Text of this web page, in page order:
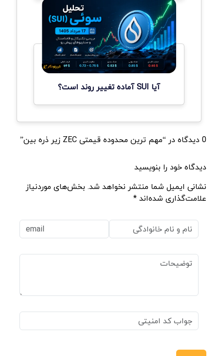
آیا SUI آماده تغییر روند است؟
0 دیدگاه در “مهم ترین محدوده قیمتی ZEC زیر ذره بین”
دیدگاه خود را بنویسید
نشانی ایمیل شما منتشر نخواهد شد. بخش‌های موردنیاز
علامت‌گذاری شده‌اند *